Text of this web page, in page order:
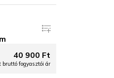
40 900 Ft
bruttó fogyasztói ár